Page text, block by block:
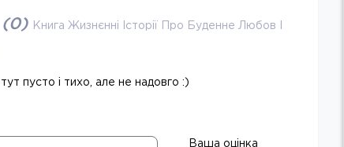
(0) Книга Жизнєнні Історії Про Буденне Любов І
пусто і тихо, але не надовго :)
Ваша оцінка